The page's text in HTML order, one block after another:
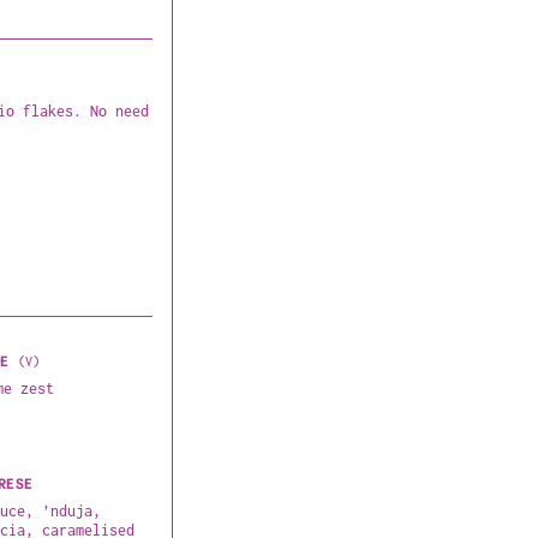
flakes. No need
(V)
zest
’nduja,
caramelised